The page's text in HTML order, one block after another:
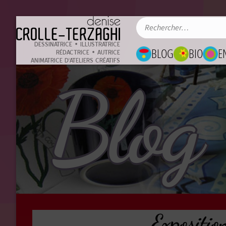
DESSINATRICE • ILLUSTRATRICE
RÉDACTRICE • AUTRICE
ANIMATRICE D'ATELIERS CRÉATIFS
BLOG BIO
Blog